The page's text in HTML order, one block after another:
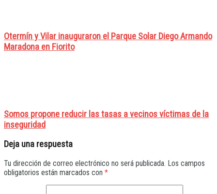
Otermín y Vilar inauguraron el Parque Solar Diego Armando
Maradona en Fiorito
Somos propone reducir las tasas a vecinos víctimas de la
inseguridad
Deja una respuesta
Tu dirección de correo electrónico no será publicada. Los campos
obligatorios están marcados con *